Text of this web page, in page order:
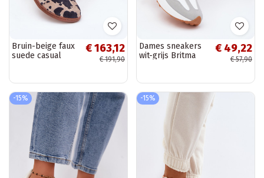
Bruin-beige faux
suede casual
N1120
€ 163,12
€ 191,90
Dames sneakers
wit-grijs Britma
€ 49,22
€ 57,90
-15% -15%